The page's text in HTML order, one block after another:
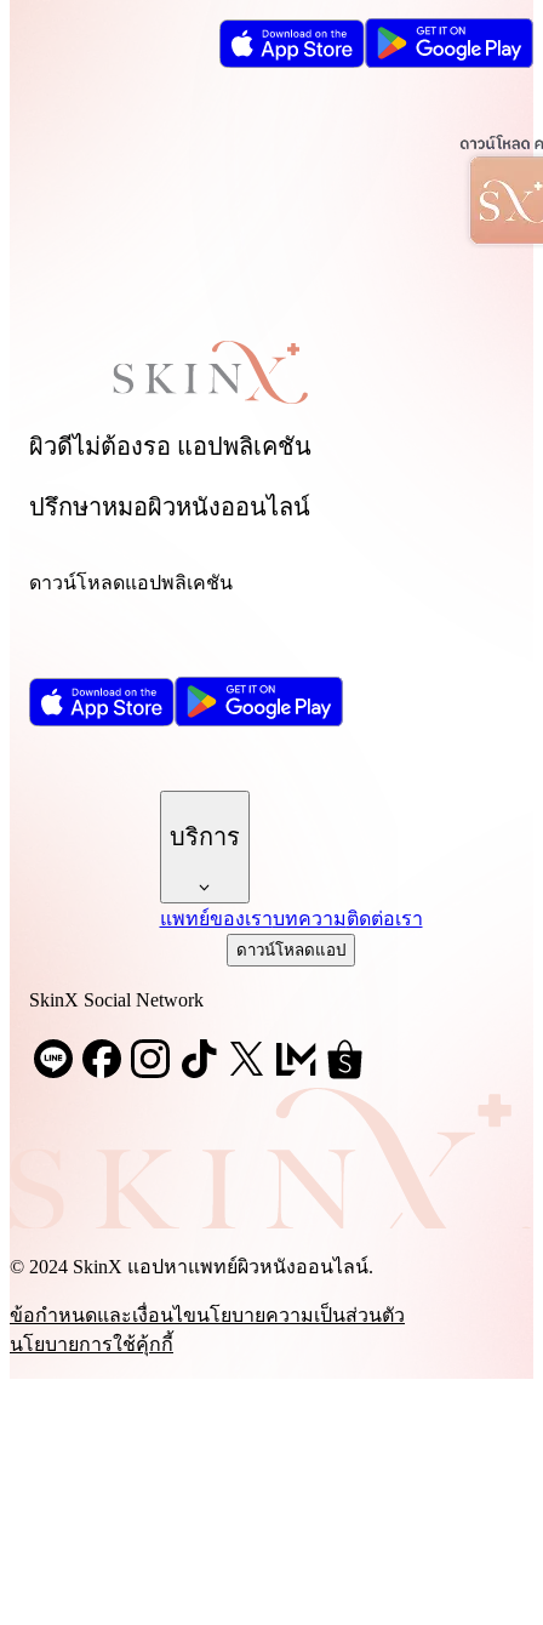
ผิวดีไม่ต้องรอ แอปพลิเคชัน
ปรึกษาหมอผิวหนังออนไลน์
ดาวน์โหลดแอปพลิเคชัน
บริการ
แพทย์ของเราบทความติดต่อเรา
ดาวน์โหลดแอป
SkinX Social Network
© 2024 SkinX แอปหาแพทย์ผิวหนังออนไลน์.
ข้อกำหนดและเงื่อนไขนโยบายความเป็นส่วนตัว
นโยบายการใช้คุ้กกี้